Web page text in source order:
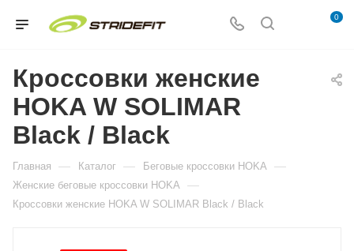
0
Кроссовки женские
HOKA W SOLIMAR
Black / Black
Главная — Каталог — Беговые кроссовки HOKA —
Женские беговые кроссовки HOKA —
Кроссовки женские HOKA W SOLIMAR Black / Black